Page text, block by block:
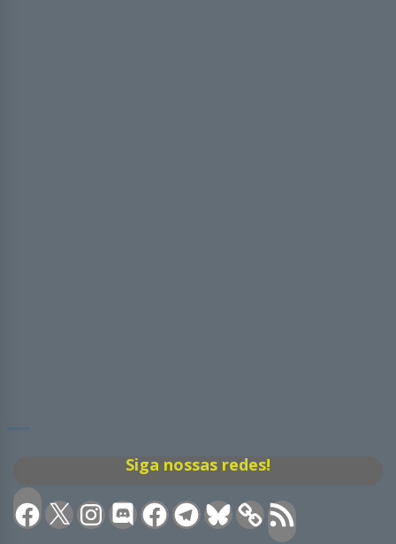
Siga nossas redes!
Facebook
X Instagram
DiscordFacebookTelegramBluesky Feed
RSS